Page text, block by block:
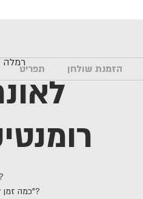
הזמנת שולחן תפריטרמלה
כמה זמן